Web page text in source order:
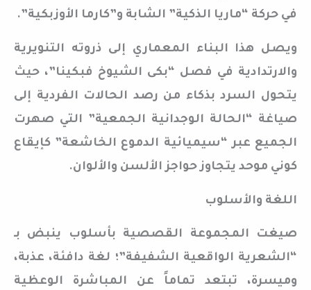
في حركة “ماريا الذكية” الشابة و”كارما الأوزبكية”.
ويصل هذا البناء المعماري إلى ذروته التنويرية
والارتدادية في فصل “بكى الشيوخ فبكينا”، حيث
يتحول السرد بذكاء من رصد الحالات الفردية إلى
صياغة “الحالة الوجدانية الجمعية” التي صهرت
الجميع عبر “سيميائية الدموع الخاشعة” كإيقاع
كوني موحد يتجاوز حواجز الألسن والألوان.
اللغة والأسلوب
صيغت المجموعة القصصية بأسلوب ينبض بـ
“الشعرية الواقعية الشفيفة”؛ لغة دافئة، عذبة،
وميسرة، تبتعد تماماً عن المباشرة الوعظية